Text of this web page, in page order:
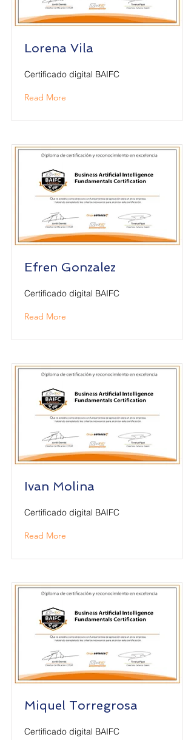
Lorena Vila
Certificado digital BAIFC
Read More
Efren Gonzalez
Certificado digital BAIFC
Read More
Ivan Molina
Certificado digital BAIFC
Read More
Miquel Torregrosa
Certificado digital BAIFC